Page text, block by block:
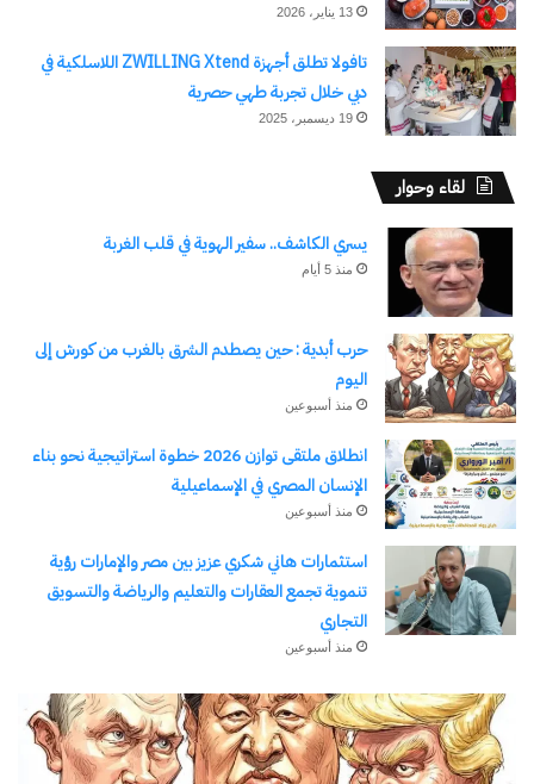
13 يناير، 2026
تافولا تطلق أجهزة ZWILLING Xtend اللاسلكية في
دبي خلال تجربة طهي حصرية
19 ديسمبر، 2025
لقاء وحوار
يسري الكاشف.. سفير الهوية في قلب الغربة
منذ 5 أيام
حرب أبدية : حين يصطدم الشرق بالغرب من كورش إلى
اليوم
منذ أسبوعين
انطلاق ملتقى توازن 2026 خطوة استراتيجية نحو بناء
الإنسان المصري في الإسماعيلية
منذ أسبوعين
استثمارات هاني شكري عزيز بين مصر والإمارات رؤية
تنموية تجمع العقارات والتعليم والرياضة والتسويق
التجاري
منذ أسبوعين
وكالة
الـ
CIA